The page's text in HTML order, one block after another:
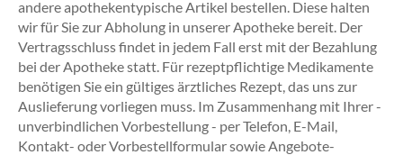
andere apothekentypische Artikel bestellen. Diese halten
wir für Sie zur Abholung in unserer Apotheke bereit. Der
Vertragsschluss findet in jedem Fall erst mit der Bezahlung
bei der Apotheke statt. Für rezeptpflichtige Medikamente
benötigen Sie ein gültiges ärztliches Rezept, das uns zur
Auslieferung vorliegen muss. Im Zusammenhang mit Ihrer -
unverbindlichen Vorbestellung - per Telefon, E-Mail,
Kontakt- oder Vorbestellformular sowie Angebote-